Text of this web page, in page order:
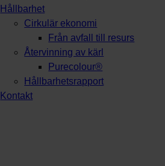
Hållbarhet
Cirkulär ekonomi
Från avfall till resurs
Återvinning av kärl
Purecolour®
Hållbarhetsrapport
Kontakt